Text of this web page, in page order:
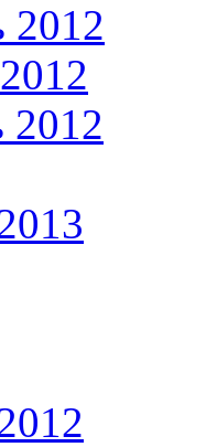
2012
2012